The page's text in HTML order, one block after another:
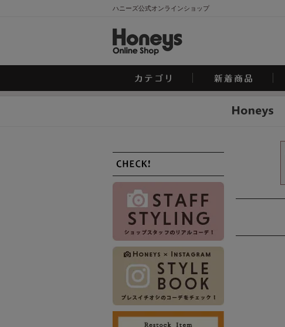
ハニーズ公式オンラインショップ